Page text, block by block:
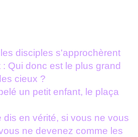
disciples s'approchèrent
Qui donc est le plus grand
cieux ?
un petit enfant, le plaça
dis en vérité, si vous ne vous
ne devenez comme les